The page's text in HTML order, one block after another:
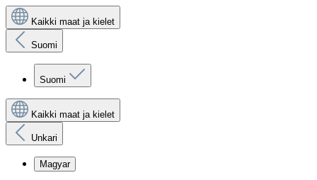
Kaikki maat ja kielet
Suomi
Suomi
Kaikki maat ja kielet
Unkari
Magyar